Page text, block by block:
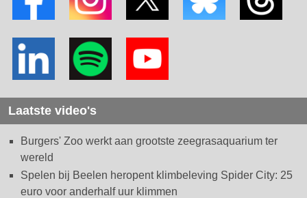
Laatste video's
Burgers' Zoo werkt aan grootste zeegrasaquarium ter
wereld
Spelen bij Beelen heropent klimbeleving Spider City: 25
euro voor anderhalf uur klimmen